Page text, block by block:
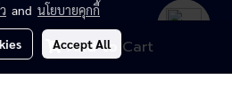
Add to Cart
reserved. T.N. MAGNATE
and นโยบายคุกกี้
Accept All